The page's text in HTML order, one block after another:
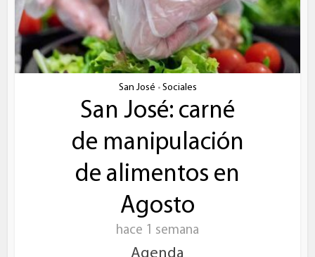
San José • Sociales
San José: carné
de manipulación
de alimentos en
Agosto
hace 1 semana
Agenda